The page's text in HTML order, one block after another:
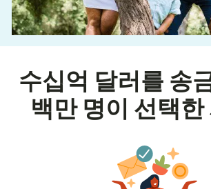
수십억 달러를 송
백만 명이 선택한